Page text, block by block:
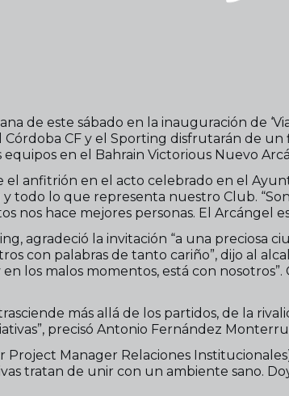
de este sábado en la inauguración de
Córdoba CF y el Sporting disfrutarán de
equipos en el Bahrain Victorious Nuevo
el anfitrión en el acto celebrado en el
todo lo que representa nuestro Club.
nos hace mejores personas. El
agradeció la invitación “a una preciosa
con palabras de tanto cariño”, dijo al
los malos momentos, está con
más allá de los partidos, de la
precisó Antonio Fernández
Project Manager Relaciones
tratan de unir con un ambiente sano.